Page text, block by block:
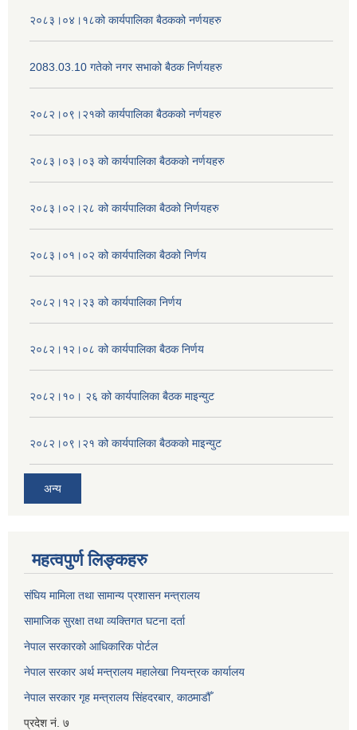
२०८३।०४।१८को कार्यपालिका बैठकको नर्णयहरु
2083.03.10 गतेको नगर सभाको बैठक निर्णयहरु
२०८२।०९।२१को कार्यपालिका बैठकको नर्णयहरु
२०८३।०३।०३ को कार्यपालिका बैठकको नर्णयहरु
२०८३।०२।२८ को कार्यपालिका बैठको निर्णयहरु
२०८३।०१।०२ को कार्यपालिका बैठको निर्णय
२०८२।१२।२३ को कार्यपालिका निर्णय
२०८२।१२।०८ को कार्यपालिका बैठक निर्णय
२०८२।१०। २६ को कार्यपालिका बैठक माइन्युट
२०८२।०९।२१ को कार्यपालिका बैठकको माइन्युट
अन्य
महत्वपुर्ण लिङ्कहरु
संघिय मामिला तथा सामान्य प्रशासन मन्त्रालय
सामाजिक सुरक्षा तथा व्यक्तिगत घटना दर्ता
नेपाल सरकारको आधिकारिक पोर्टल
नेपाल सरकार अर्थ मन्त्रालय महालेखा नियन्त्रक कार्यालय
नेपाल सरकार गृह मन्त्रालय सिंहदरबार, काठमाडौँ
प्रदेश नं. ७